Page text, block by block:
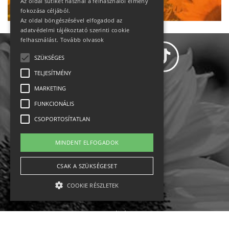
Állásajánlatok
Impresszum-kapcsolat
Jogi nyilatkozat
English
fokozása céljából.
Az oldal böngészésével elfogadod az
adatvédelmi tájékoztató szerinti cookie
felhasználást. Tovább olvasok
SZÜKSÉGES
TELJESÍTMÉNY
MARKETING
FUNKCIONÁLIS
CSOPORTOSÍTATLAN
MINDENT ELFOGADOK
CSAK A SZÜKSÉGESET
COOKIE RÉSZLETEK